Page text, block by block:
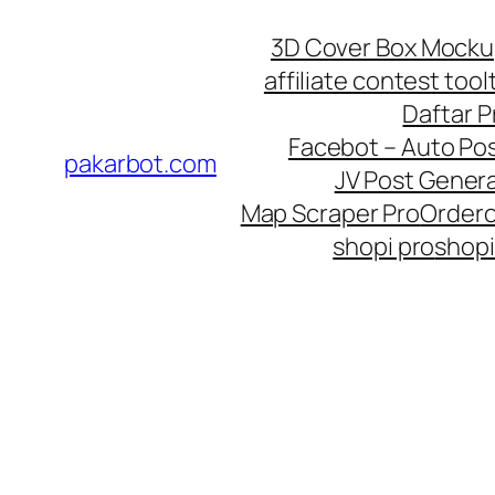
pakarbot.com
3D Cover Box
affiliate contest
Daftar
Facebot – Auto
JV Post
Map Scraper Pro
shopi pro